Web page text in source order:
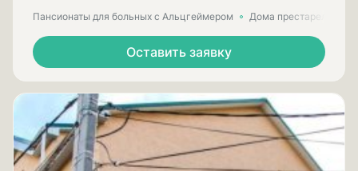
Пансионаты для больных с Альцгеймером Дома престарелых
Оставить заявку